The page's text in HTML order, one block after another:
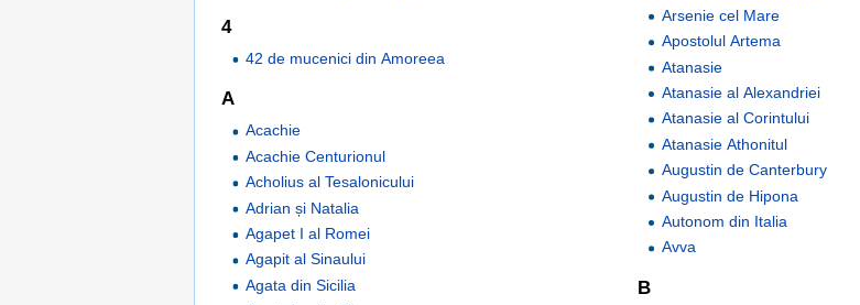
4
42 de mucenici din Amoreea
A
Acachie
Acachie Centurionul
Acholius al Tesalonicului
Adrian și Natalia
Agapet I al Romei
Agapit al Sinaului
Agata din Sicilia
Arsenie cel Mare
Apostolul Artema
Atanasie
Atanasie al Alexandriei
Atanasie al Corintului
Atanasie Athonitul
Augustin de Canterbury
Augustin de Hipona
Autonom din Italia
Avva
B